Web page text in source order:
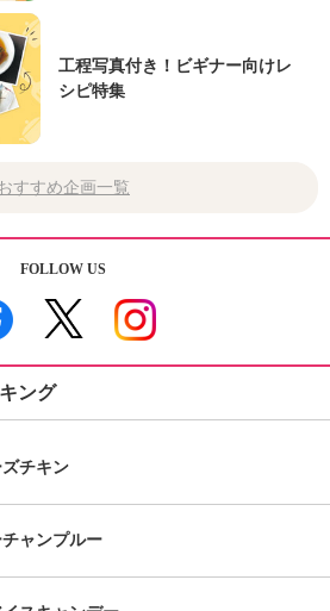
工程写真付き！ビギナー向けレ
シピ特集
すすめ企画一覧
FOLLOW US
ング
チキン
ャンプルー